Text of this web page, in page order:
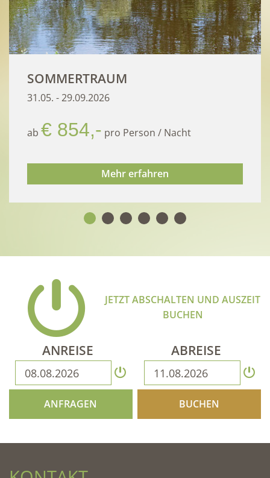
SOMMERTRAUM
31.05. - 29.09.2026
ab € 854,- pro Person / Nacht
Mehr erfahren
JETZT ABSCHALTEN UND AUSZEIT
BUCHEN
ANREISE ABREISE
ANFRAGEN BUCHEN